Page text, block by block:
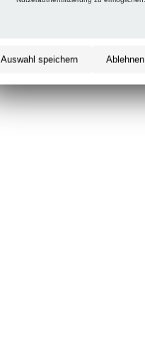
Auswahl speichern Ablehnen